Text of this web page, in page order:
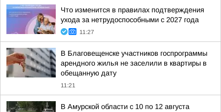
Что изменится в правилах подтверждения
ухода за нетрудоспособными с 2027 года
11:27
В Благовещенске участников госпрограммы
арендного жилья не заселили в квартиры в
обещанную дату
11:21
В Амурской области с 10 по 12 августа